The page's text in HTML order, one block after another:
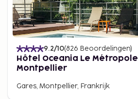
9.2/10(826 Beoordelingen)
Hôtel Oceania Le Métropole
Montpellier
Gares, Montpellier, Frankrijk